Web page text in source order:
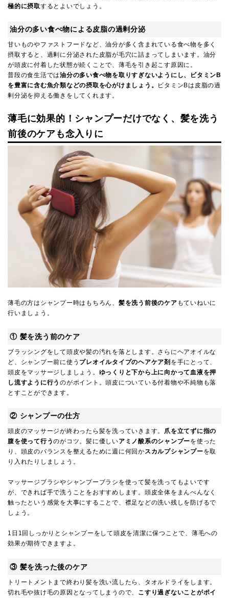
極的に摂取するとよいでしょう。
油分の多い食べ物による皮脂の過剰分泌
甘いものやファストフードなど、油分が多く含まれている食べ物を多く
摂取すると、過剰に分泌された皮脂が毛穴に詰まってしまいます。油分
が頭皮に付着した状態が続くことで、薄毛を引き起こす原因に。
普段の食生活では油分の多い食べ物を取りすぎないようにし、ビタミンB
を豊富に含む魚介類などの摂取を心がけましょう。
ビタミンBは皮脂の過
剰分泌を抑える働きをしてくれます。
薄毛に効果的！シャンプーだけでなく、髪を洗う
前後のケアも念入りに
薄毛の方はシャンプー時はもちろん、 髪を洗う前後のケア もていねいに
行いましょう。
① 髪を洗う前のケア
ブラッシングをして頭皮や髪の汚れを落とします。さらにヘアオイルな
ど、シャンプー前に使う プレオイルタイプのヘアケア剤 を手にとって、
頭皮をマッサージしましょう。 ゆっくりと下から上に向かって血液を押
し流すように行う のがポイント。頭皮についている付着物や不純物も落
とすことができます。
② シャンプーの仕方
頭皮のマッサージが終わったら髪を洗っていきます。 爪を立てずに指の
腹を使って行うのがコツ。髪に優しいアミノ酸系のシャンプーを使った
り、頭皮のバランスを整えるために週に何回かスカルプシャンプーを取
り入れたりしましょう。
マッサージブラシやシャンプーブラシを使って髪を洗ってもよいです
が、できれば手で洗うことをおすすめします。頭皮全体をまんべんなく
触ったという感覚を大事にすることで、襟足などの洗い残しを防げるで
しょう。
1日1回しっかりとシャンプーをして頭皮を清潔に保つことで、薄毛への
効果が期待できますよ。
③ 髪を洗った後のケア
トリートメントまで終わり髪を洗い流したら、タオルドライをします。
切れ毛や抜け毛の原因となってしまうので、 こすり過ぎないことがポイ